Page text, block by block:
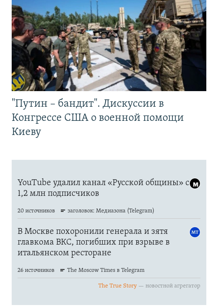
"Путин – бандит". Дискуссии в
Конгрессе США о военной помощи
Киеву